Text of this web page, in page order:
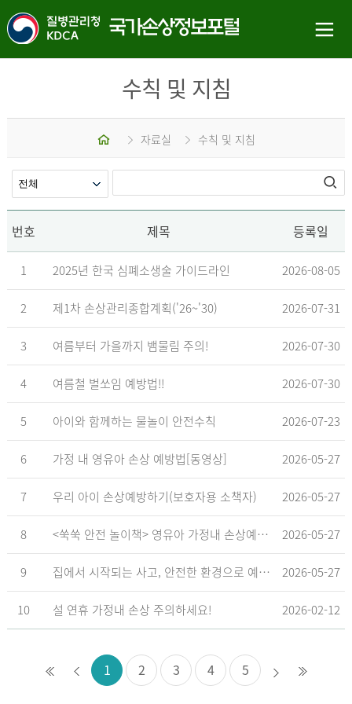
수칙 및 지침
자료실 수칙 및 지침
번호 제목 등록일
1 2025년 한국 심폐소생술 가이드라인 2026-08-05
2 제1차 손상관리종합계획('26~'30) 2026-07-31
3 여름부터 가을까지 뱀물림 주의! 2026-07-30
4 여름철 벌쏘임 예방법!! 2026-07-30
5 아이와 함께하는 물놀이 안전수칙 2026-07-23
6 가정 내 영유아 손상 예방법[동영상] 2026-05-27
7 우리 아이 손상예방하기(보호자용 소책자) 2026-05-27
8 <쑥쑥 안전 놀이책> 영유아 가정내 손상예방_영유아 놀이형 교육 교재 2026-05-27
9 집에서 시작되는 사고, 안전한 환경으로 예방해요 2026-05-27
10 설 연휴 가정내 손상 주의하세요! 2026-02-12
1 2 3 4 5